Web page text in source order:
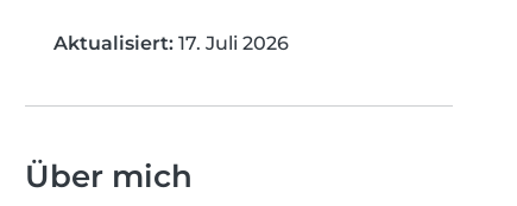
Aktualisiert: 17. Juli 2026
Über mich